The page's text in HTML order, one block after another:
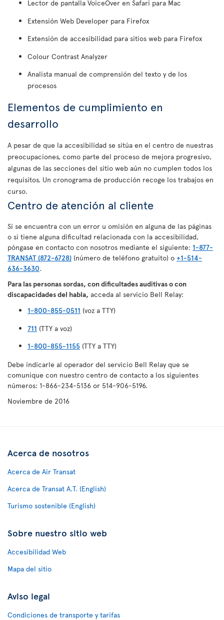
Lector de pantalla VoiceOver en Safari para Mac
Extensión Web Developer para Firefox
Extensión de accesibilidad para sitios web para Firefox
Colour Contrast Analyzer
Analista manual de comprensión del texto y de los
procesos
Elementos de cumplimiento en
desarrollo
A pesar de que la accesibilidad se sitúa en el centro de nuestras
preocupaciones, como parte del proceso de mejora progresivo,
algunas de las secciones del sitio web aún no cumplen todos los
requisitos. Un cronograma de producción recoge los trabajos en
curso.
Centro de atención al cliente
Si se encuentra con un error u omisión en alguna de las páginas
o si tiene alguna dificultad relacionada con la accesibilidad,
póngase en contacto con nosotros mediante el siguiente: 1-877-
TRANSAT (872-6728) (número de teléfono gratuito) o +1-514-
636-3630.
Para las personas sordas, con dificultades auditivas o con
discapacidades del habla, acceda al servicio Bell Relay:
1-800-855-0511 (voz a TTY)
711 (TTY a voz)
1-800-855-1155 (TTY a TTY)
Debe indicarle al operador del servicio Bell Relay que se
comunique con nuestro centro de contacto a los siguientes
números: 1-866-234-5136 or 514-906-5196.
Noviembre de 2016
Acerca de nosotros
Acerca de Air Transat
Acerca de Transat A.T. (English)
Turismo sostenible (English)
Sobre nuestro sitio web
Accesibilidad Web
Mapa del sitio
Aviso legal
Condiciones de transporte y tarifas